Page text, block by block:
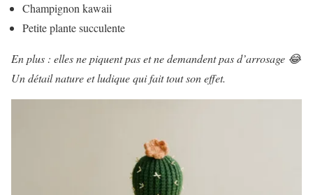
Champignon kawaii
Petite plante succulente
En plus : elles ne piquent pas et ne demandent pas d’arrosage 😂
Un détail nature et ludique qui fait tout son effet.